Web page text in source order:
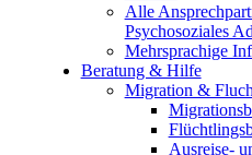
Alle
Psychosoziales
Mehrsprachige
Beratung & Hilfe
Migration &
Ausreise-